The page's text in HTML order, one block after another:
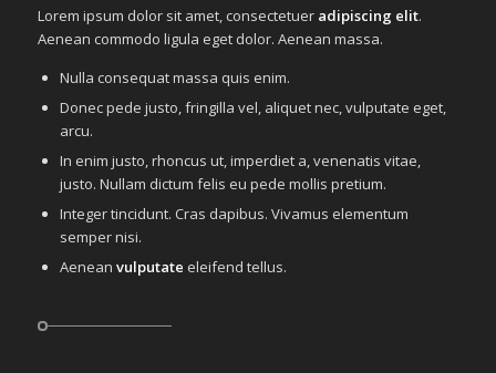
Lorem ipsum dolor sit amet, consectetuer adipiscing elit.
Aenean commodo ligula eget dolor. Aenean massa.
Nulla consequat massa quis enim.
Donec pede justo, fringilla vel, aliquet nec, vulputate eget,
arcu.
In enim justo, rhoncus ut, imperdiet a, venenatis vitae,
justo. Nullam dictum felis eu pede mollis pretium.
Integer tincidunt. Cras dapibus. Vivamus elementum
semper nisi.
Aenean vulputate eleifend tellus.